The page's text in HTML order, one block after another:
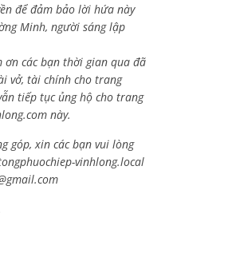
để đảm bảo lời hứa này
Minh, người sáng lập
ơn các bạn thời gian qua đã
vở, tài chính cho trang
tiếp tục ủng hộ cho trang
này.
góp, xin các bạn vui lòng
vinhlong.local